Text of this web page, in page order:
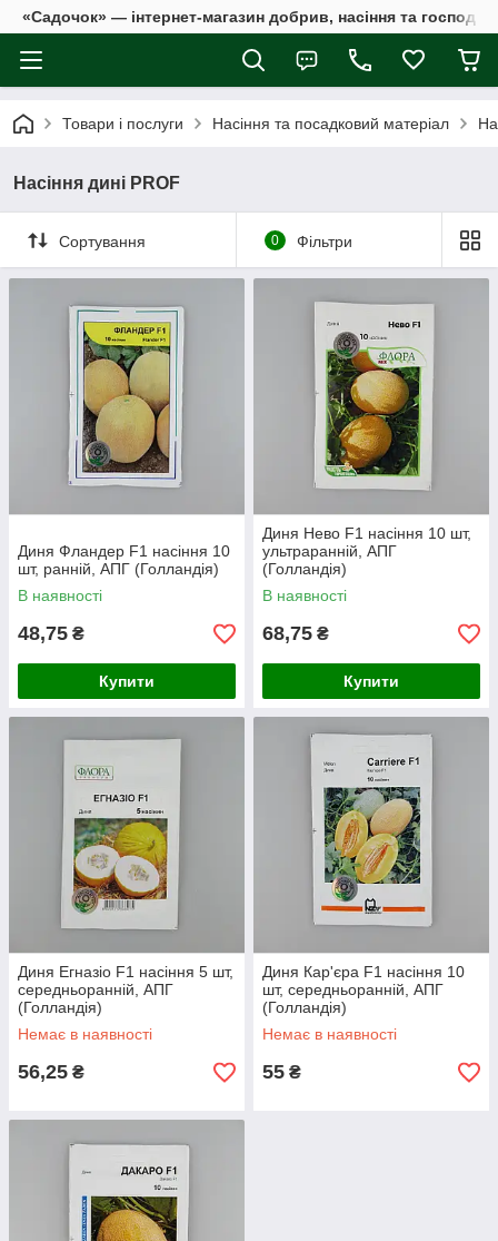
«Садочок» — інтернет-магазин добрив, насіння та
Товари і послуги Насіння та посадковий матеріал
Насіння дині PROF
Сортування 0 Фільтри
Диня Фландер F1 насіння 10
шт, ранній, АПГ (Голландія)
В наявності
48,75 ₴
Купити
Диня Нево F1 насіння 10 шт,
ультраранній, АПГ
(Голландія)
В наявності
68,75 ₴
Купити
Диня Егназіо F1 насіння 5 шт,
середньоранній, АПГ
(Голландія)
Немає в наявності
56,25 ₴
Диня Кар'єра F1 насіння 10
шт, середньоранній, АПГ
(Голландія)
Немає в наявності
55 ₴